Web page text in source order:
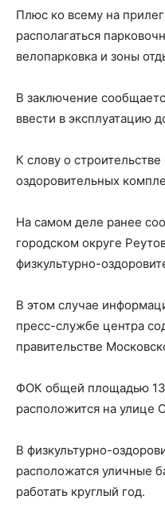
Плюс ко всему на
располагаться
велопарковка и зоны
В заключение
ввести в эксплуатацию
К слову о
оздоровительных
На самом деле ранее
городском округе
физкультурно-
В этом случае
пресс-службе центра
правительстве
ФОК общей площадью 13
расположится на улице
В физкультурно-
расположатся уличные
работать круглый год.